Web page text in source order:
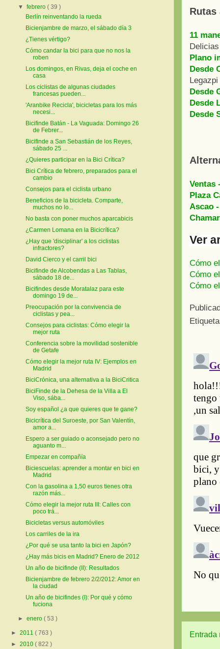
Rutas
11
Delicias
Plano
Desde
Legazpi
Desde
Desde
Desde
Ventas
Plaza
Ascao
Ver
Cómo
Cómo
Cómo
Entrada
▼febrero( 39 )
Berlín reinventando la rueda
Bicienjambre de marzo, el sábado día 3
¿Tienes vértigo?
Cómo candar la bici para que no nos la
roben
Los domingos, en Rivas, deja el coche en
casa
Los ciclistas de algunas ciudades
francesas pueden...
'Aranbike Recicla', bicicletas para los más
necesi...
Bicifinde Batán - La Vaguada: Domingo 26
de Febrer...
Bicifinde a San Sebastián de los Reyes,
sábado 25 ...
¿Quieres participar en la Bici Crítica?
Bici Crítica de febrero, preparados para el
cambio
Consejos para el ciclista urbano
Beneficios de la bicicleta. Comparte,
muchos no lo...
No basta con poner muchos aparcabicis
¿Carmen Lomana en la Bicicrítica?
¿Hay que 'disciplinar' a los ciclistas
infractores?
David Cierco y el carril bici
Bicifinde de Alcobendas a Las Tablas,
sábado 18 de...
Bicifindes desde Moratalaz para este
domingo 19 de...
Preocupación por la convivencia de
ciclistas y pea...
Consejos para ciclistas: Cómo elegir la
mejor ruta
Conferencia sobre la movilidad sostenible
de Getafe
Cómo elegir la mejor ruta IV: Ejemplos en
Madrid
BiciCrónica, una alternativa a la BiciCritica
BiciFinde de la Dehesa de la Villa a El
Viso, sába...
Soy español ¿a que quieres que te gane?
Bicicrítica del Suroeste, por San Valentín,
amor a...
Espero a ser guiado o aconsejado pero no
aguanto m...
Empezar en compañía
Biciescuelas: aprender a montar en bici en
Madrid
Con la gasolina a 1,50 euros tienes otra
razón más...
Cómo elegir la mejor ruta III: Calles con
poco trá...
Bicicletas versus automóviles
Los carriles de la ira
¿Por qué se usa tanto la bici en Japón?
¿Hay más bicis en Madrid? Enero de 2012
Un año de bicifinde (II): Resultados
Bicienjambre de febrero 2/2/2012: Amor en
la ciudad
Un año de bicifindes (I): Por qué y cómo
fuciona
►enero( 53 )
► 2011 ( 763 )
► 2010 ( 822 )